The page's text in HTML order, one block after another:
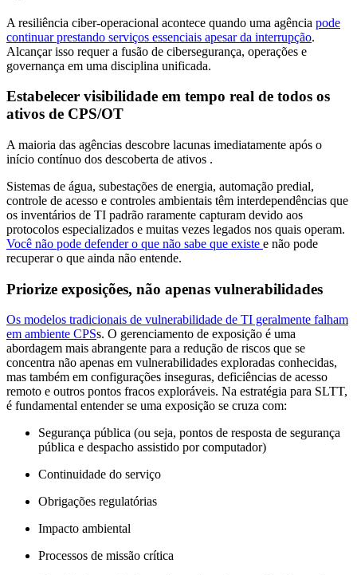
A resiliência ciber-operacional acontece quando uma agência pode
continuar prestando serviços essenciais apesar da interrupção.
Alcançar isso requer a fusão de cibersegurança, operações e
governança em uma disciplina unificada.
Estabelecer visibilidade em tempo real de todos os
ativos de CPS/OT
A maioria das agências descobre lacunas imediatamente após o
início contínuo dos descoberta de ativos .
Sistemas de água, subestações de energia, automação predial,
controle de acesso e controles ambientais têm interdependências que
os inventários de TI padrão raramente capturam devido aos
protocolos especializados e muitas vezes legados nos quais operam.
Você não pode defender o que não sabe que existe e não pode
recuperar o que ainda não entende.
Priorize exposições, não apenas vulnerabilidades
Os modelos tradicionais de vulnerabilidade de TI geralmente falham
em ambiente CPSs. O gerenciamento de exposição é uma
abordagem mais abrangente para a redução de riscos que se
concentra não apenas em vulnerabilidades exploradas conhecidas,
mas também em configurações inseguras, deficiências de acesso
remoto e outros pontos fracos exploráveis. Na estratégia para SLTT,
é fundamental entender se uma exposição se cruza com:
Segurança pública (ou seja, pontos de resposta de segurança
pública e despacho assistido por computador)
Continuidade do serviço
Obrigações regulatórias
Impacto ambiental
Processos de missão crítica